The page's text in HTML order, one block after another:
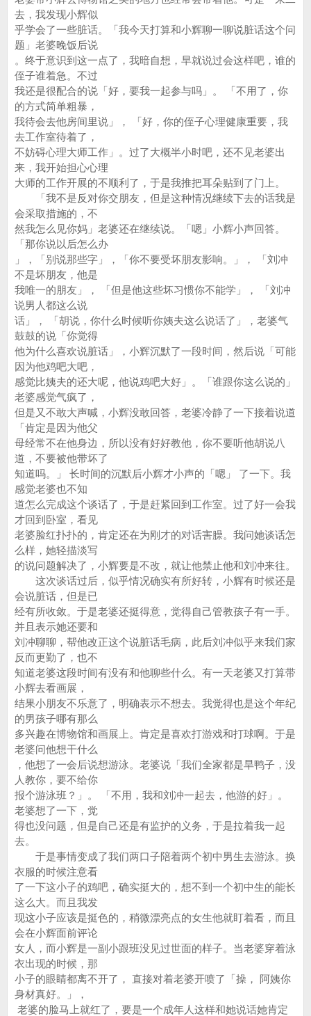
去，我发现小辉似
乎学会了一些脏话。「我今天打算和小辉聊一聊说脏话这个问
题」老婆晚饭后说
。终于意识到这一点了，我暗自想，早就说过会这样吧，谁的
侄子谁着急。不过
我还是很配合的说「好，要我一起参与吗」。 「不用了，你
的方式简单粗暴，
我待会去他房间里说」， 「好，你的侄子心理健康重要，我
去工作室待着了，
不妨碍心理大师工作」。过了大概半小时吧，还不见老婆出
来，我开始担心心理
大师的工作开展的不顺利了，于是我推把耳朵贴到了门上。
「我不是反对你交朋友，但是这种情况继续下去的话我是
会采取措施的，不
然我怎么见你妈」老婆还在继续说。「嗯」小辉小声回答。
「那你说以后怎么办
」，「别说那些字」，「你不要受坏朋友影响。」， 「刘冲
不是坏朋友，他是
我唯一的朋友」， 「但是他这些坏习惯你不能学」， 「刘冲
说男人都这么说
话」， 「胡说，你什么时候听你姨夫这么说话了」，老婆气
鼓鼓的说「你觉得
他为什么喜欢说脏话」，小辉沉默了一段时间，然后说「可能
因为他鸡吧大吧，
感觉比姨夫的还大呢，他说鸡吧大好」。「谁跟你这么说的」
老婆感觉气疯了，
但是又不敢大声喊，小辉没敢回答，老婆冷静了一下接着说道
「肯定是因为他父
母经常不在他身边，所以没有好好教他，你不要听他胡说八
道，不要被他带坏了
知道吗。」 长时间的沉默后小辉才小声的「嗯」 了一下。我
感觉老婆也不知
道怎么完成这个谈话了，于是赶紧回到工作室。过了好一会我
才回到卧室，看见
老婆脸红扑扑的，肯定还在为刚才的对话害臊。我问她谈话怎
么样，她轻描淡写
的说问题解决了，小辉要是不改，就让他禁止他和刘冲来往。
这次谈话过后，似乎情况确实有所好转，小辉有时候还是
会说脏话，但是已
经有所收敛。于是老婆还挺得意，觉得自己管教孩子有一手。
并且表示她还要和
刘冲聊聊，帮他改正这个说脏话毛病，此后刘冲似乎来我们家
反而更勤了，也不
知道老婆这段时间有没有和他聊些什么。有一天老婆又打算带
小辉去看画展，
结果小朋友不乐意了，明确表示不想去。我觉得也是这个年纪
的男孩子哪有那么
多兴趣在博物馆和画展上。肯定是喜欢打游戏和打球啊。于是
老婆问他想干什么
，他想了一会后说想游泳。老婆说「我们全家都是旱鸭子，没
人教你，要不给你
报个游泳班？」。 「不用，我和刘冲一起去，他游的好」。
老婆想了一下，觉
得也没问题，但是自己还是有监护的义务，于是拉着我一起
去。
于是事情变成了我们两口子陪着两个初中男生去游泳。换
衣服的时候注意看
了一下这小子的鸡吧，确实挺大的，想不到一个初中生的能长
这么大。而且我发
现这小子应该是挺色的，稍微漂亮点的女生他就盯着看，而且
会在小辉面前评论
女人，而小辉是一副小跟班没见过世面的样子。当老婆穿着泳
衣出现的时候，那
小子的眼睛都离不开了， 直接对着老婆开喷了「操， 阿姨你
身材真好。」，
老婆的脸马上就红了，要是一个成年人这样和她说话她肯定